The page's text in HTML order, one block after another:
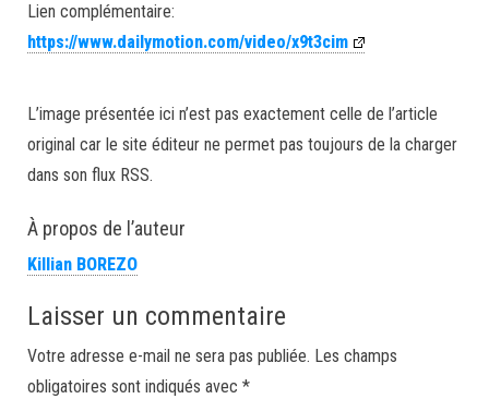
Lien complémentaire:
https://www.dailymotion.com/video/x9t3cim
L’image présentée ici n’est pas exactement celle de l’article
original car le site éditeur ne permet pas toujours de la charger
dans son flux RSS.
À propos de l’auteur
Killian BOREZO
Laisser un commentaire
Votre adresse e-mail ne sera pas publiée. Les champs
obligatoires sont indiqués avec *